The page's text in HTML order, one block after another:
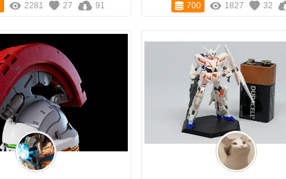
2281 27 91 700 1827 32